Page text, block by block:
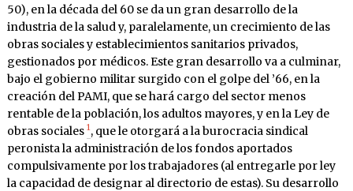
50), en la década del 60 se da un gran desarrollo de la
industria de la salud y, paralelamente, un crecimiento de las
obras sociales y establecimientos sanitarios privados,
gestionados por médicos. Este gran desarrollo va a culminar,
bajo el gobierno militar surgido con el golpe del ’66, en la
creación del PAMI, que se hará cargo del sector menos
rentable de la población, los adultos mayores, y en la Ley de
obras sociales 1, que le otorgará a la burocracia sindical
peronista la administración de los fondos aportados
compulsivamente por los trabajadores (al entregarle por ley
la capacidad de designar al directorio de estas). Su desarrollo